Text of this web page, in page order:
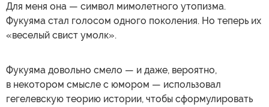
Для меня она — символ мимолетного утопизма.
Фукуяма стал голосом одного поколения. Но теперь их
«веселый свист умолк».
Фукуяма довольно смело — и даже, вероятно,
в некотором смысле с юмором — использовал
гегелевскую теорию истории, чтобы сформулировать